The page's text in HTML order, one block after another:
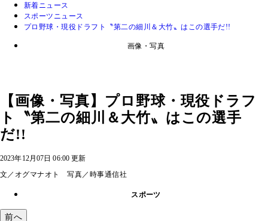
新着ニュース
スポーツニュース
プロ野球・現役ドラフト〝第二の細川＆大竹〟はこの選手だ!!
画像・写真
【画像・写真】プロ野球・現役ドラフ
ト〝第二の細川＆大竹〟はこの選手
だ!!
2023年12月07日 06:00 更新
文／オグマナオト 写真／時事通信社
スポーツ
前へ